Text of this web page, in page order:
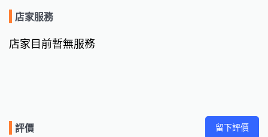
店家服務
店家目前暫無服務
評價 留下評價